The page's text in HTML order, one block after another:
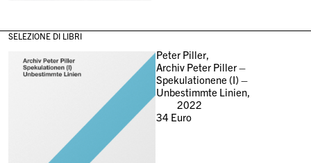
SELEZIONE DI LIBRI
Peter Piller,
Archiv Peter Piller –
Spekulationene (I) –
Unbestimmte Linien,
2022
34Euro